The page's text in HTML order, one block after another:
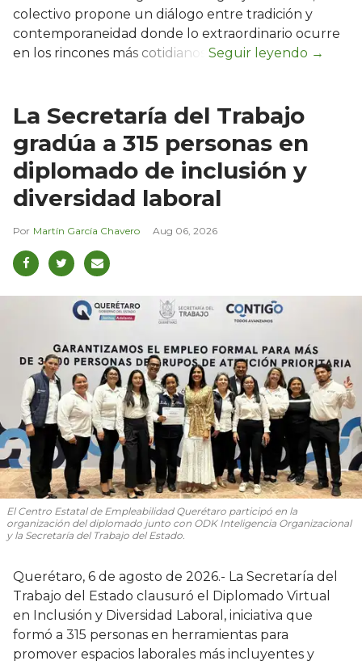
colectivo propone un diálogo entre tradición y
contemporaneidad donde lo extraordinario ocurre
en los rincones más cotidianos.
La Secretaría del Trabajo
gradúa a 315 personas en
diplomado de inclusión y
diversidad laboral
Martín García Chavero Aug 06, 2026
El Centro Estatal de Empleabilidad Querétaro participó en la
organización del diplomado junto con ODK Inteligencia Organizacional
y la Secretaría del Trabajo del Estado.
Querétaro, 6 de agosto de 2026.- La Secretaría del
Trabajo del Estado clausuró el Diplomado Virtual
en Inclusión y Diversidad Laboral, iniciativa que
formó a 315 personas en herramientas para
promover espacios laborales más incluyentes y